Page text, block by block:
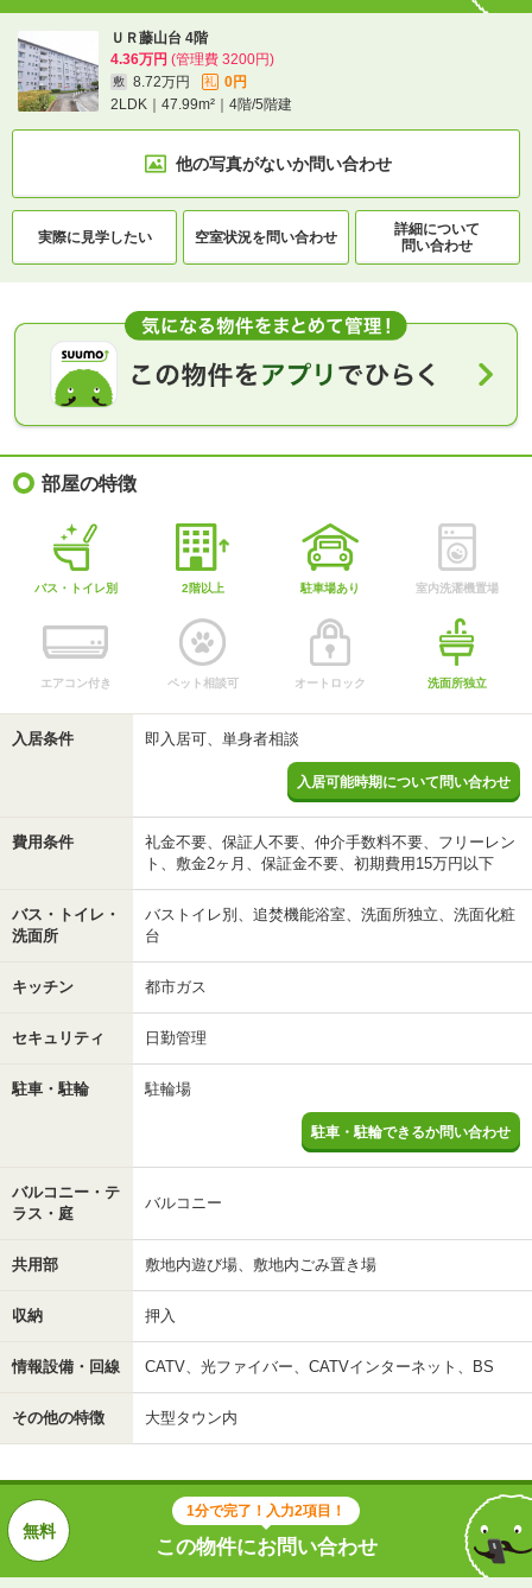
ＵＲ藤山台 4階
4.36万円 (管理費 3200円)
敷 8.72万円 礼
0円
2LDK｜47.99m²｜4階/5階建
他の写真がないか問い合わせ
実際に見学したい 空室状況を問い合わせ
詳細について
問い合わせ
部屋の特徴
バス・トイレ別 2階以上 駐車場あり 室内洗濯機置場
エアコン付き ペット相談可 オートロック 洗面所独立
入居条件 即入居可、単身者相談
入居可能時期について問い合わせ
費用条件
礼金不要、保証人不要、仲介手数料不要、フリーレン
ト、敷金2ヶ月、保証金不要、初期費用15万円以下
バス・トイレ・
洗面所
バストイレ別、追焚機能浴室、洗面所独立、洗面化粧
台
キッチン 都市ガス
セキュリティ 日勤管理
駐車・駐輪 駐輪場
駐車・駐輪できるか問い合わせ
バルコニー・テ
ラス・庭
バルコニー
共用部 敷地内遊び場、敷地内ごみ置き場
収納 押入
情報設備・回線 CATV、光ファイバー、CATVインターネット、BS
その他の特徴 大型タウン内
1分で完了！入力2項目！
この物件にお問い合わせ